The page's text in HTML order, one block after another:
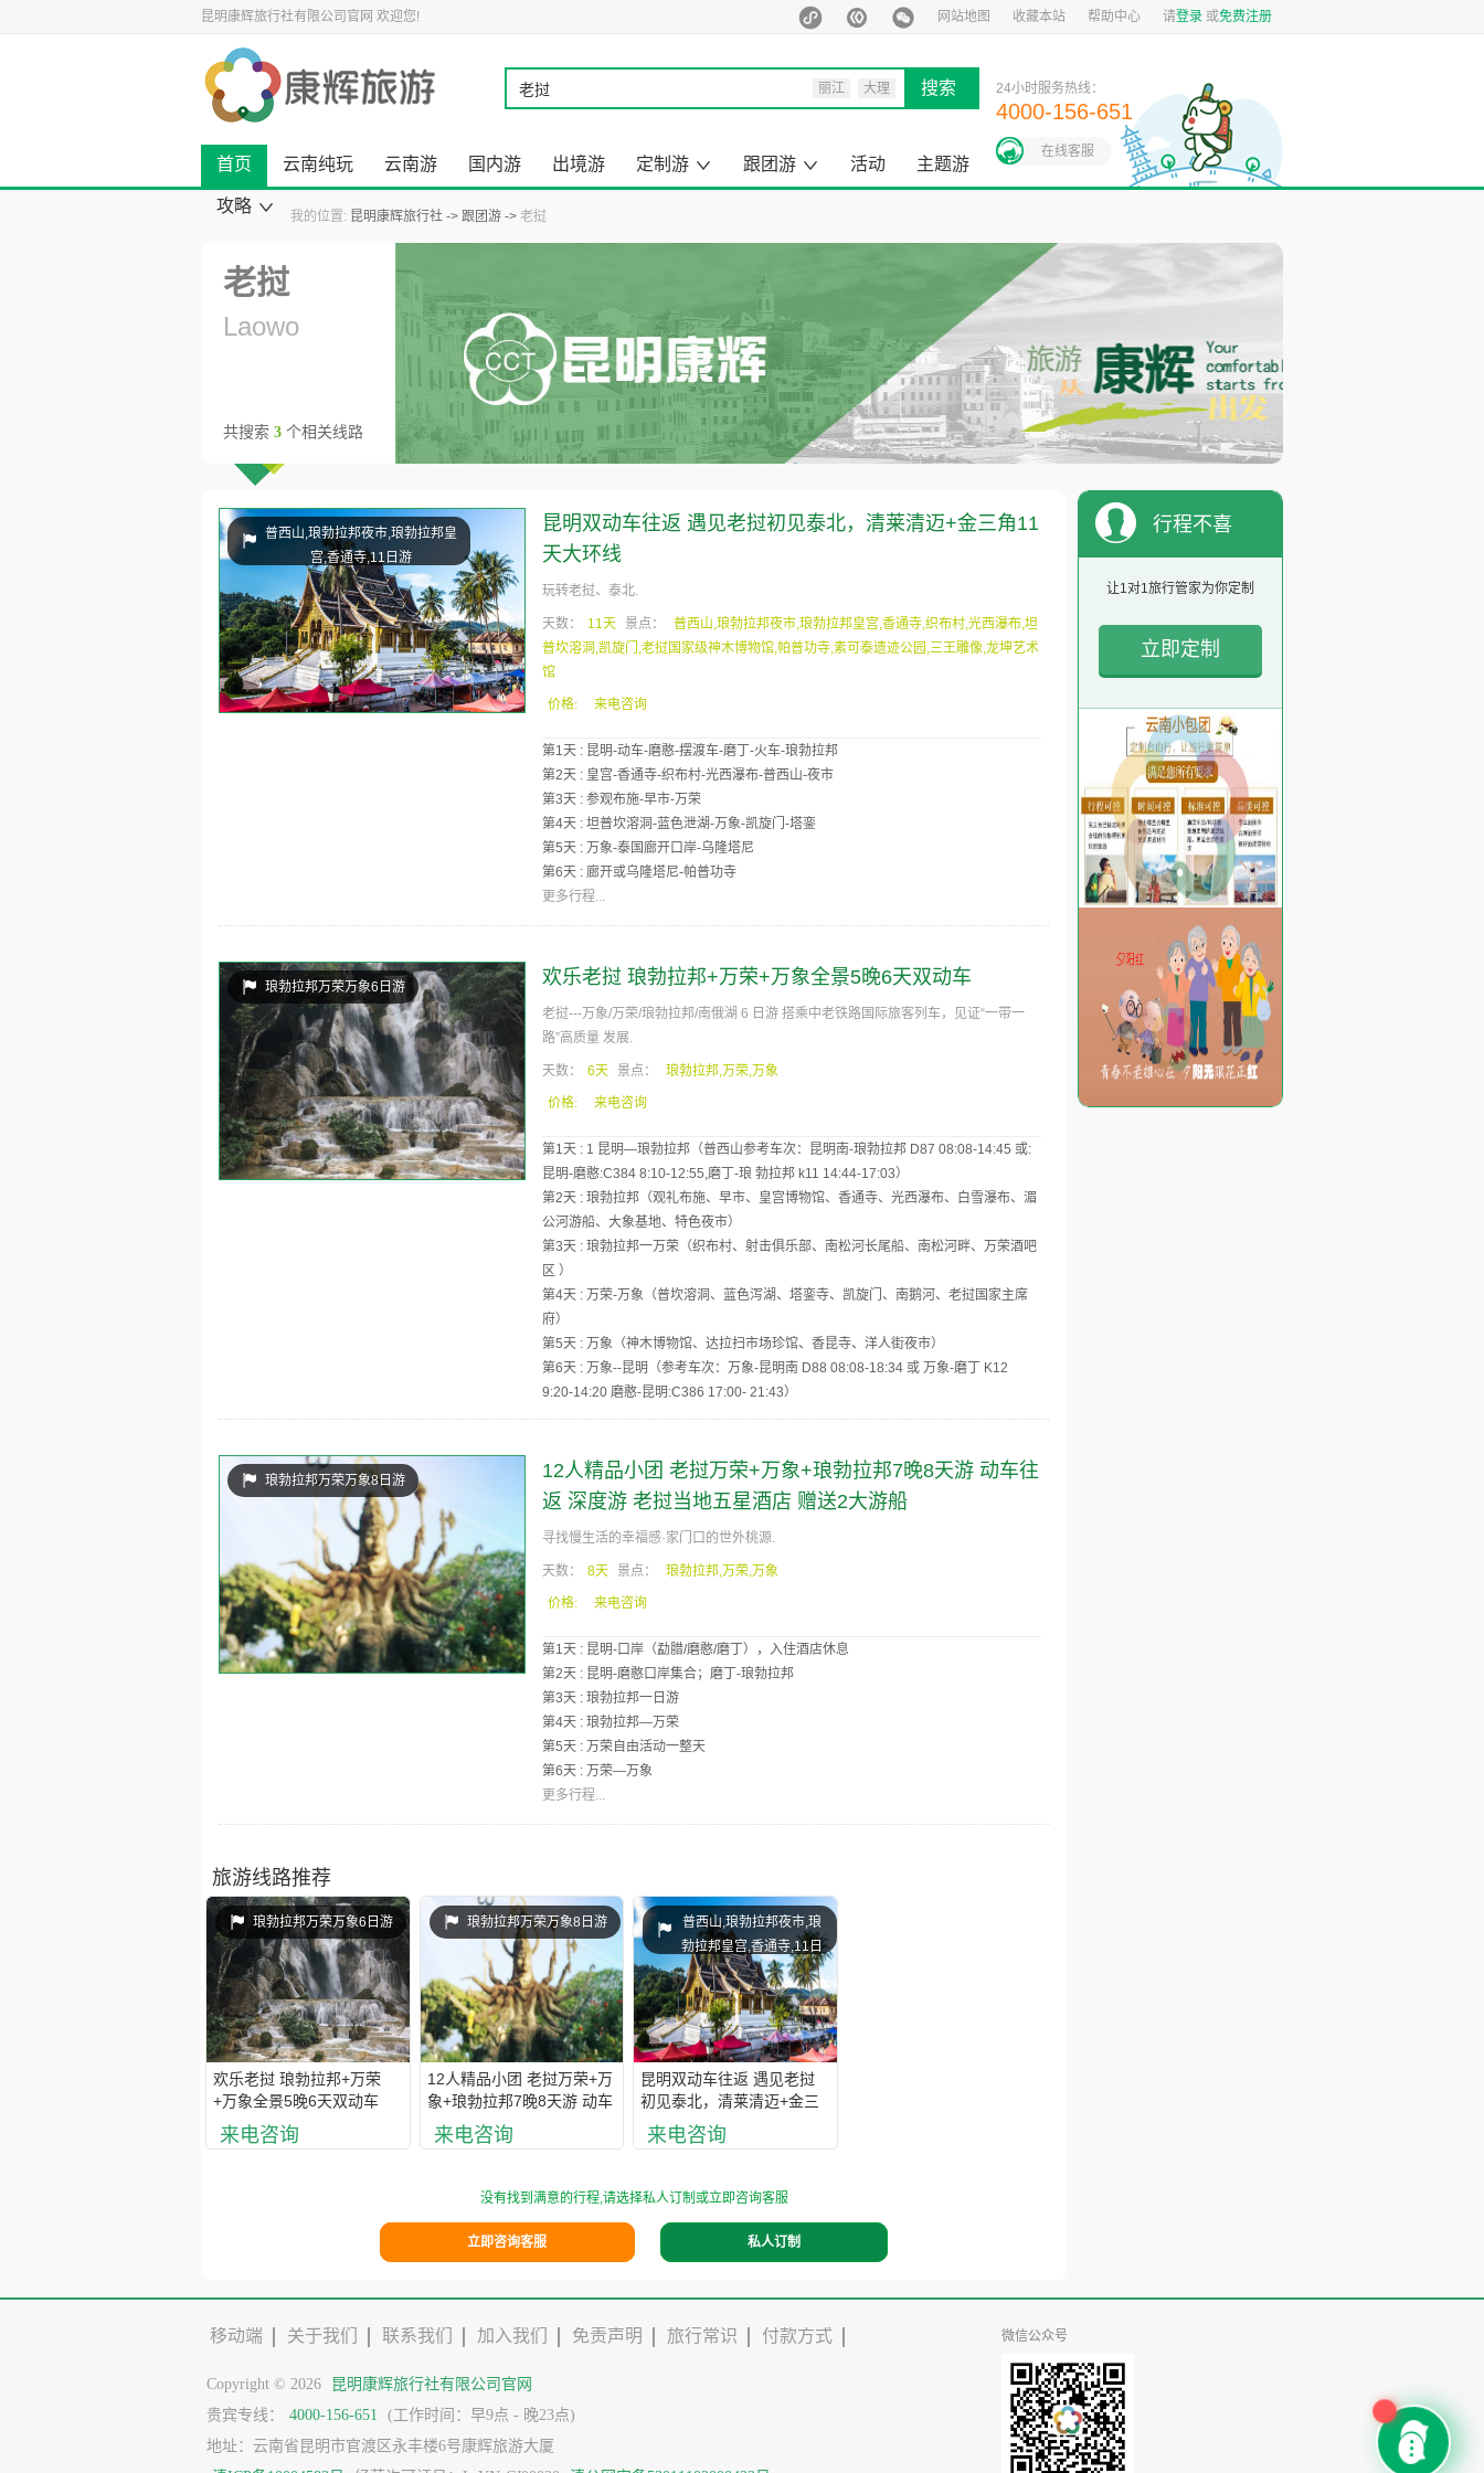
昆明康辉旅行社有限公司官网 欢迎您! 网站地图 收藏本站 帮助中心 请登录 或免费注册
丽江
大理
马尔代夫
搜索 24小时服务热线：
4000-156-651
在线客服
首页 云南纯玩 云南游 国内游 出境游
定制游
跟团游
活动 主题游
攻略
我的位置: 昆明康辉旅行社 跟团游 老挝
老挝
Laowo
共搜索 3 个相关线路
普西山,琅勃拉邦夜市,琅勃拉邦皇
宫,香通寺,11日游
昆明双动车往返 遇见老挝初见泰北，清莱清迈+金三角11
天大环线
玩转老挝、泰北.
天数： 11天 景点：
普西山,琅勃拉邦夜市,琅勃拉邦皇宫,香通寺,织布村,光西瀑布,坦
普坎溶洞,凯旋门,老挝国家级神木博物馆,帕普功寺,素可泰遗迹公园,三王雕像,龙坤艺术
馆
价格: 来电咨询
第1天 : 昆明-动车-磨憨-摆渡车-磨丁-火车-琅勃拉邦
第2天 : 皇宫-香通寺-织布村-光西瀑布-普西山-夜市
第3天 : 参观布施-早市-万荣
第4天 : 坦普坎溶洞-蓝色泄湖-万象-凯旋门-塔銮
第5天 : 万象-泰国廊开口岸-乌隆塔尼
第6天 : 廊开或乌隆塔尼-帕普功寺
更多行程...
琅勃拉邦万荣万象6日游 欢乐老挝 琅勃拉邦+万荣+万象全景5晚6天双动车
老挝---万象/万荣/琅勃拉邦/南俄湖 6 日游 搭乘中老铁路国际旅客列车，见证“一带一
路”高质量 发展.
天数： 6天 景点： 琅勃拉邦,万荣,万象
价格: 来电咨询
第1天 : 1 昆明—琅勃拉邦（普西山参考车次：昆明南-琅勃拉邦 D87 08:08-14:45 或:
昆明-磨憨:C384 8:10-12:55,磨丁-琅 勃拉邦 k11 14:44-17:03）
第2天 : 琅勃拉邦（观礼布施、早市、皇宫博物馆、香通寺、光西瀑布、白雪瀑布、湄
公河游船、大象基地、特色夜市）
第3天 : 琅勃拉邦一万荣（织布村、射击俱乐部、南松河长尾船、南松河畔、万荣酒吧
区 ）
第4天 : 万荣-万象（普坎溶洞、蓝色泻湖、塔銮寺、凯旋门、南鹅河、老挝国家主席
府）
第5天 : 万象（神木博物馆、达拉扫市场珍馆、香昆寺、洋人街夜市）
第6天 : 万象--昆明（参考车次：万象-昆明南 D88 08:08-18:34 或 万象-磨丁 K12
9:20-14:20 磨憨-昆明:C386 17:00- 21:43）
琅勃拉邦万荣万象8日游
12人精品小团 老挝万荣+万象+琅勃拉邦7晚8天游 动车往
返 深度游 老挝当地五星酒店 赠送2大游船
寻找慢生活的幸福感·家门口的世外桃源.
天数： 8天 景点： 琅勃拉邦,万荣,万象
价格: 来电咨询
第1天 : 昆明-口岸（勐腊/磨憨/磨丁），入住酒店休息
第2天 : 昆明-磨憨口岸集合；磨丁-琅勃拉邦
第3天 : 琅勃拉邦一日游
第4天 : 琅勃拉邦—万荣
第5天 : 万荣自由活动一整天
第6天 : 万荣—万象
更多行程...
旅游线路推荐
琅勃拉邦万荣万象6日游
欢乐老挝 琅勃拉邦+万荣
+万象全景5晚6天双动车
来电咨询
琅勃拉邦万荣万象8日游
12人精品小团 老挝万荣+万
象+琅勃拉邦7晚8天游 动车
往返 深度游 老挝当地五星
酒店 赠送2大游船
来电咨询
普西山,琅勃拉邦夜市,琅
勃拉邦皇宫,香通寺,11日
游
昆明双动车往返 遇见老挝
初见泰北，清莱清迈+金三
角11天大环线
来电咨询
没有找到满意的行程,请选择私人订制或立即咨询客服
立即咨询客服 私人订制
行程不喜
让1对1旅行管家为你定制
立即定制
移动端 关于我们 联系我们 加入我们 免责声明 旅行常识 付款方式
Copyright © 2026 昆明康辉旅行社有限公司官网
贵宾专线：
4000-156-651
(工作时间：早9点 - 晚23点)
地址：云南省昆明市官渡区永丰楼6号康辉旅游大厦
微信公众号